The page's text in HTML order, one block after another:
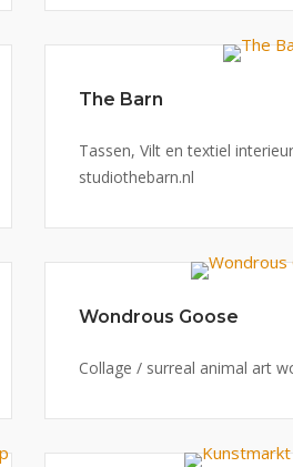
The Barn
Tassen, Vilt en textiel
studiothebarn.nl
Wondrous Goose
Collage / surreal animal art